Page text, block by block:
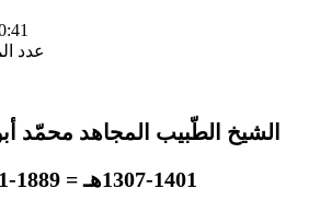
عدد
الشيخ الطّبيب المجاهد محمّد
1307-1401هـ = 1889-1981م